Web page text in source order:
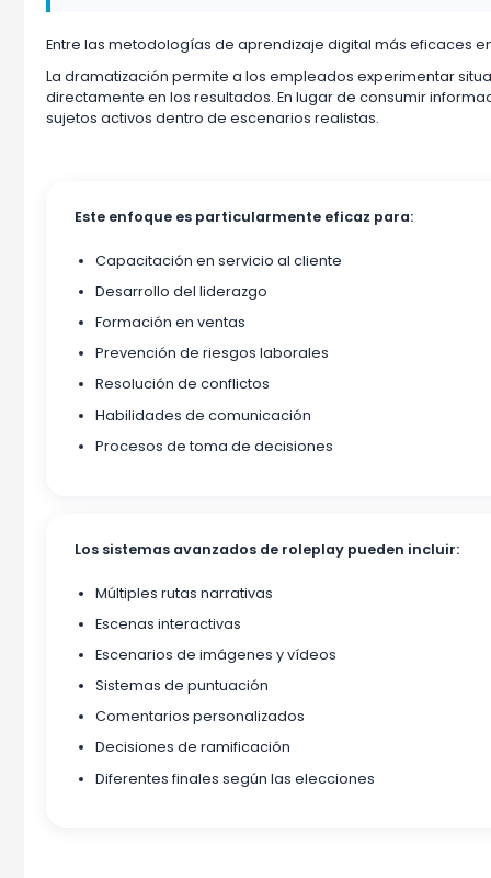
Entre las metodologías de aprendizaje digital más eficaces
La dramatización permite a los empleados experimentar
directamente en los resultados. En lugar de consumir
sujetos activos dentro de escenarios realistas.
Este enfoque es particularmente eficaz para:
Capacitación en servicio al cliente
Desarrollo del liderazgo
Formación en ventas
Prevención de riesgos laborales
Resolución de conflictos
Habilidades de comunicación
Procesos de toma de decisiones
Los sistemas avanzados de roleplay pueden incluir:
Múltiples rutas narrativas
Escenas interactivas
Escenarios de imágenes y vídeos
Sistemas de puntuación
Comentarios personalizados
Decisiones de ramificación
Diferentes finales según las elecciones